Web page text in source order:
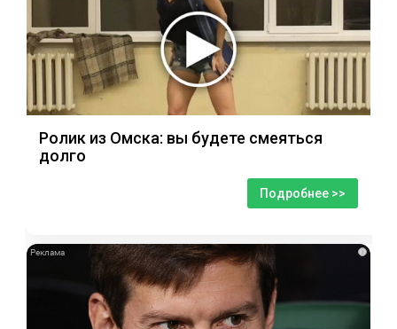
Ролик из Омска: вы будете смеяться
долго
Подробнее >>
i